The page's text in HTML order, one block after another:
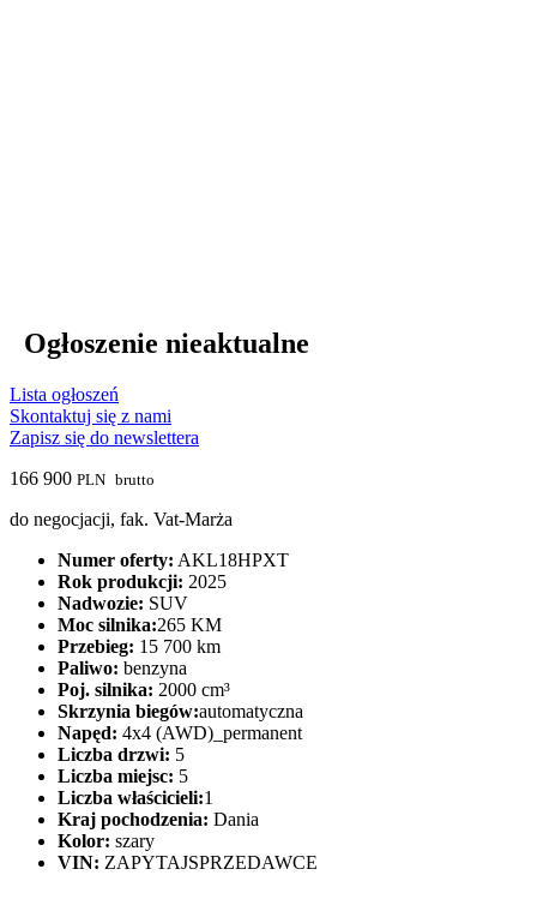
Ogłoszenie nieaktualne
Lista ogłoszeń
Skontaktuj się z nami
Zapisz się do newslettera
166 900 PLN brutto
do negocjacji, fak. Vat-Marża
Numer oferty: AKL18HPXT
Rok produkcji: 2025
Nadwozie: SUV
Moc silnika:265 KM
Przebieg: 15 700 km
Paliwo: benzyna
Poj. silnika: 2000 cm³
Skrzynia biegów:automatyczna
Napęd: 4x4 (AWD)_permanent
Liczba drzwi: 5
Liczba miejsc: 5
Liczba właścicieli:1
Kraj pochodzenia: Dania
Kolor: szary
VIN: ZAPYTAJSPRZEDAWCE